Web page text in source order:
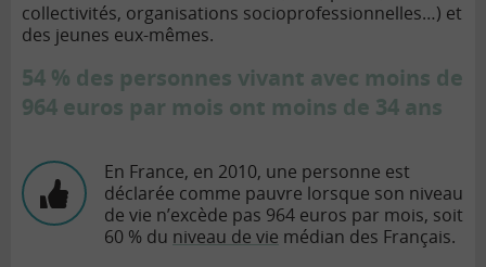
collectivités, organisations socioprofessionnelles…) et
des jeunes eux-mêmes.
54 % des personnes vivant avec moins de
964 euros par mois ont moins de 34 ans
En France, en 2010, une personne est
déclarée comme pauvre lorsque son niveau
de vie n’excède pas 964 euros par mois, soit
60 % du niveau de vie médian des Français.